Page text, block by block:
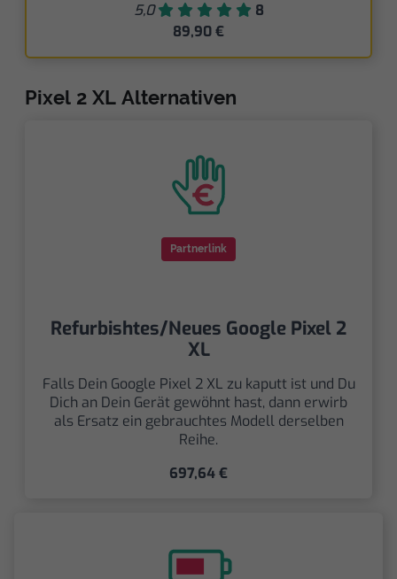
5,0
8
89,90 €
Pixel 2 XL Alternativen
Partnerlink
Refurbishtes/Neues Google Pixel 2
XL
Falls Dein Google Pixel 2 XL zu kaputt ist und Du
Dich an Dein Gerät gewöhnt hast, dann erwirb
als Ersatz ein gebrauchtes Modell derselben
Reihe.
697,64 €